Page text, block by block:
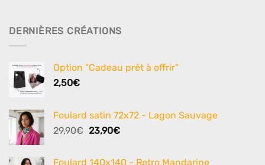
DERNIÈRES CRÉATIONS
Option "Cadeau prêt à offrir"
2,50€
Foulard satin 72x72 - Lagon Sauvage
29,90€ Le
23,90€Le
Foulard 140x140 - Retro Mandarine